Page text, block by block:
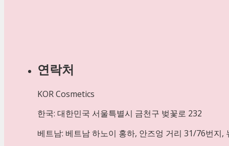
연락처
KOR Cosmetics
한국: 대한민국 서울특별시 금천구 벚꽃로 232
베트남: 베트남 하노이 홍하, 안즈엉 거리 31/76번지,